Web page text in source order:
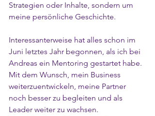
Strategien oder Inhalte, sondern um
meine persönliche Geschichte.
Interessanterweise hat alles schon im
Juni letztes Jahr begonnen, als ich bei
Andreas ein Mentoring gestartet habe.
Mit dem Wunsch, mein Business
weiterzuentwickeln, meine Partner
noch besser zu begleiten und als
Leader weiter zu wachsen.